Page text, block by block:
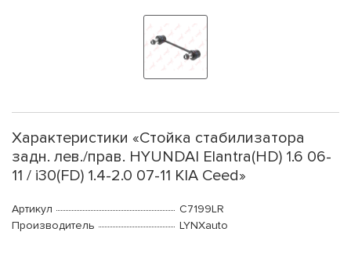
Характеристики «Стойка стабилизатора
задн. лев./прав. HYUNDAI Elantra(HD) 1.6 06-
11 / i30(FD) 1.4-2.0 07-11 KIA Ceed»
Артикул
C7199LR
Производитель
LYNXauto